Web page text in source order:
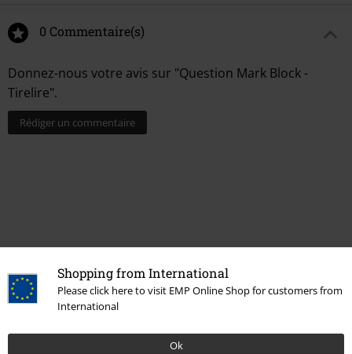
Shopping from International
Please click here to visit EMP Online Shop for customers from
International
Ok
0 Commentaire(s)
Donnez-nous votre avis sur "Question Mark Block -
Tirelire".
Rédiger un commentaire
Profitez d'une remise de 15 % en vous